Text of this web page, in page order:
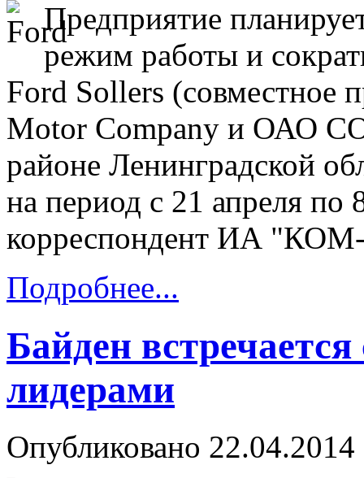
Предприятие
режим работы и
Ford Sollers (совместное
Motor Company и ОАО
районе Ленинградской
на период с 21 апреля по
корреспондент ИА
Подробнее...
Байден
лидерами
Опубликовано